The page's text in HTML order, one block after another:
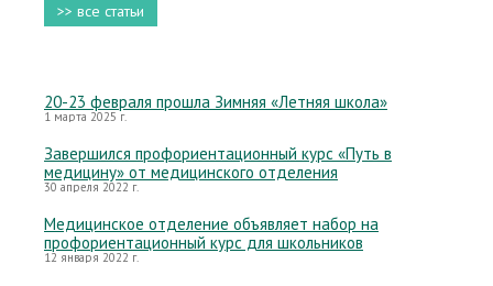
>> все статьи
20-23 февраля прошла Зимняя «Летняя школа»
1 марта 2025 г.
Завершился профориентационный курс «Путь в
медицину» от медицинского отделения
30 апреля 2022 г.
Медицинское отделение объявляет набор на
профориентационный курс для школьников
12 января 2022 г.